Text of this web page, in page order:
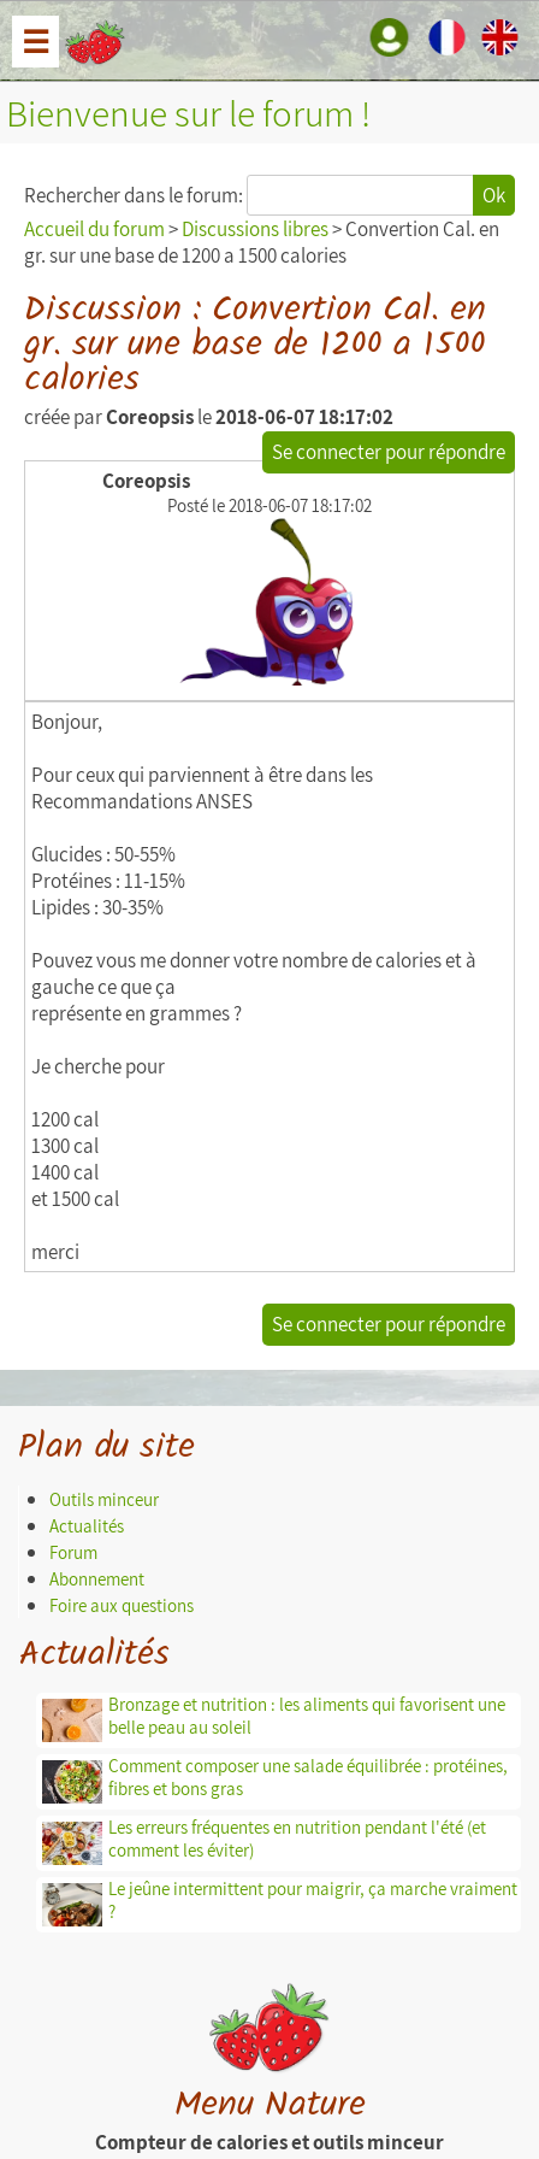
☰
Bienvenue sur le forum !
Rechercher dans le forum:
Ok
Accueil du forum>Discussions libres> Convertion Cal. en
gr. sur une base de 1200 a 1500 calories
Discussion : Convertion Cal. en
gr. sur une base de 1200 a 1500
calories
créée parCoreopsisle2018-06-07 18:17:02
Se connecter pour répondre
Coreopsis
Posté le 2018-06-07 18:17:02
Bonjour,
Pour ceux qui parviennent à être dans les
Recommandations ANSES
Glucides : 50-55%
Protéines : 11-15%
Lipides : 30-35%
Pouvez vous me donner votre nombre de calories et à
gauche ce que ça
représente en grammes ?
Je cherche pour
1200 cal
1300 cal
1400 cal
et 1500 cal
merci
Se connecter pour répondre
Plan du site
Outils minceur
Actualités
Forum
Abonnement
Foire aux questions
Actualités
Bronzage et nutrition : les aliments qui favorisent une
belle peau au soleil
Comment composer une salade équilibrée : protéines,
fibres et bons gras
Les erreurs fréquentes en nutrition pendant l'été (et
comment les éviter)
Le jeûne intermittent pour maigrir, ça marche vraiment
?
Menu Nature
Compteur de calories et outils minceur